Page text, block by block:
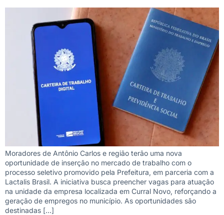
Moradores de Antônio Carlos e região terão uma nova
oportunidade de inserção no mercado de trabalho com o
processo seletivo promovido pela Prefeitura, em parceria com a
Lactalis Brasil. A iniciativa busca preencher vagas para atuação
na unidade da empresa localizada em Curral Novo, reforçando a
geração de empregos no município. As oportunidades são
destinadas […]